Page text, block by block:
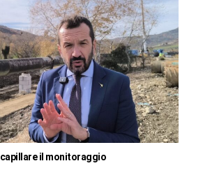
il monitoraggio